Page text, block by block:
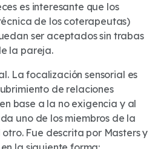
es interesante que los
de los coterapeutas)
ser aceptados sin trabas
la pareja.
La focalización sensorial es
de relaciones
base a la no exigencia y al
uno de los miembros de la
Fue descrita por Masters y